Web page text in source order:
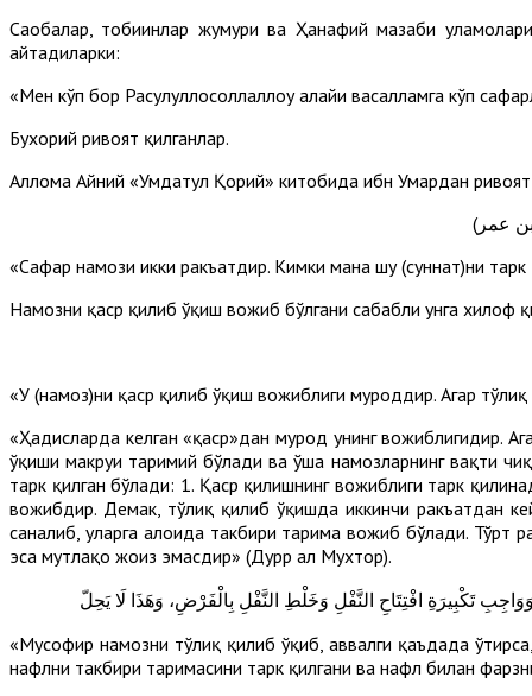
Саҳобалар, тобиинлар жумҳури ва Ҳанафий мазҳаби
айтадиларки:
«Мен кўп бор Расулуллоҳсоллаллоҳу алайҳи васалламга кўп
Бухорий ривоят қилганлар.
Аллома Айний «Умдатул Қорий» китобида ибн Умардан
عمر)
«Сафар намози икки ракъатдир. Кимки мана шу (суннат)ни тарк
Намозни қаср қилиб ўқиш вожиб бўлгани сабабли унга хилоф
«У (намоз)ни қаср қилиб ўқиш вожиблиги муроддир. Агар тўлиқ
«Ҳадисларда келган «қаср»дан мурод унинг вожиблигидир.
ўқиши макруҳи таҳримий бўлади ва ўша намозларнинг вақти
тарк қилган бўлади: 1. Қаср қилишнинг вожиблиги тарк
вожибдир. Демак, тўлиқ қилиб ўқишда иккинчи ракъатдан
саналиб, уларга алоҳида такбири таҳрима вожиб бўлади.
эса мутлақо жоиз эмасдир» (Дурр ал Мухтор).
«Мусофир намозни тўлиқ қилиб ўқиб, аввалги қаъдада
нафлни такбири таҳримасини тарк қилгани ва нафл билан